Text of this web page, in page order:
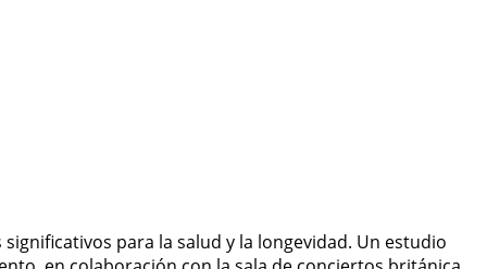
para la salud y la longevidad. Un estudio